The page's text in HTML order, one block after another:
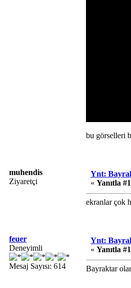
bu görselleri
muhendis
Ziyaretçi
Ynt:
« Yanıtla
ekranlar çok
feuer
Deneyimli
Mesaj Sayısı: 614
Ynt:
« Yanıtla
Bayraktar